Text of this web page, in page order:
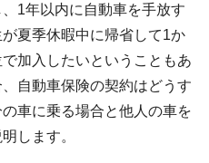
1年以内に自動車を手放す
夏季休暇中に帰省して1か
加入したいということもあ
自動車保険の契約はどうす
車に乗る場合と他人の車を
します。